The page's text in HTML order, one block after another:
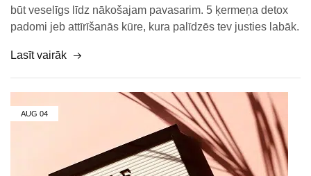
būt veselīgs līdz nākošajam pavasarim. 5 ķermeņa detox
padomi jeb attīrīšanās kūre, kura palīdzēs tev justies labāk.
Lasīt vairāk
AUG 04